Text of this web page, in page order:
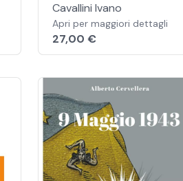
GENESI E STORIA DI
UN'ARTE
Cavallini Ivano
Apri per maggiori dettagli
27,00 €